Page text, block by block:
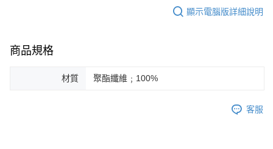
顯示電腦版詳細說明
商品規格
材質 聚酯纖維﹔100%
客服